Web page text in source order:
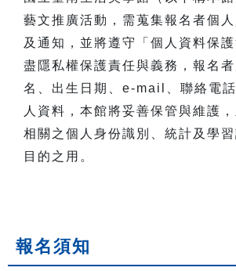
藝文推廣活動，需蒐集報名者個
及通知，並將遵守「個人資料保
盡隱私權保護責任與義務，報名
名、出生日期、e-mail、聯絡電
人資料，本館將妥善保管與維護
相關之個人身份識別、統計及學
目的之用。
報名須知